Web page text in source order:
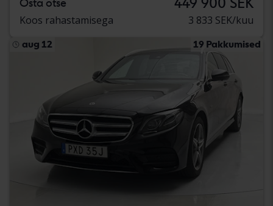
Osta otse
Koos rahastamisega 3 833 SEK/kuu
aug 12 19 Pakkumised